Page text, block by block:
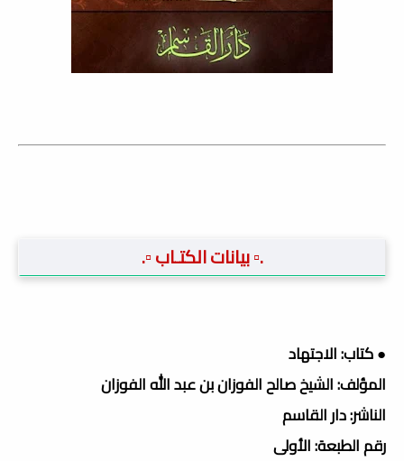
.▫️ بيانات الكتـاب ▫️.
● كتاب: الاجتهاد
المؤلف: الشيخ صالح الفوزان بن عبد الله الفوزان
الناشر: دار القاسم
رقم الطبعة: الأولى